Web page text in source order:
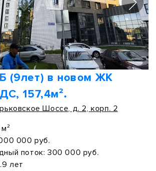
(9лет) в новом ЖК
157,4м².
Шоссе, д. 2, корп. 2
000 руб.
поток: 300 000 руб.
лет